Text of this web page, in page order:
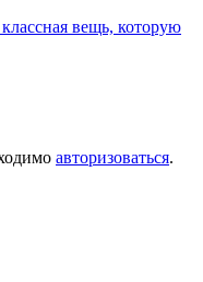
вещь, которую
авторизоваться.